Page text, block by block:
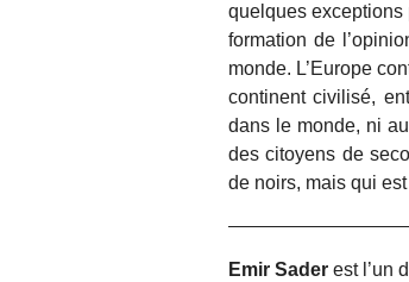
quelques exceptions
formation de
monde. L’Europe
continent civilisé,
dans le monde, ni
des citoyens de
de noirs, mais qui
Emir Sader est l’un